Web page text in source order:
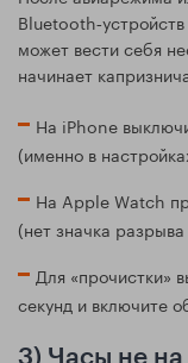
может вести себя
начинает
На iPhone
(именно в
На Apple Watch
(нет значка разрыва
Для «прочистки»
секунд и включите